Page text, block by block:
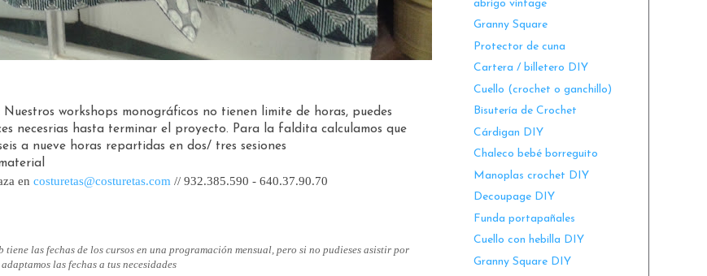
Nuestros workshops monográficos no tienen limite de horas, puedes
necesrias hasta terminar el proyecto. Para la faldita calculamos que
a nueve horas repartidas en dos/ tres sesiones
en costuretas@costuretas.com // 932.385.590 - 640.37.90.70
tiene las fechas de los cursos en una programación mensual, pero si no pudieses asistir por
las fechas a tus necesidades
abrigo vintage
Granny Square
Protector de cuna
Cartera / billetero DIY
Cuello (crochet o ganchillo)
Bisutería de Crochet
Cárdigan DIY
Chaleco bebé borreguito
Manoplas crochet DIY
Decoupage DIY
Funda portapañales
Cuello con hebilla DIY
Granny Square DIY